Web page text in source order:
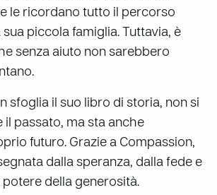
le ricordano tutto il percorso
piccola famiglia. Tuttavia, è
senza aiuto non sarebbero
sfoglia il suo libro di storia, non si
il passato, ma sta anche
futuro. Grazie a Compassion,
dalla speranza, dalla fede e
potere della generosità.